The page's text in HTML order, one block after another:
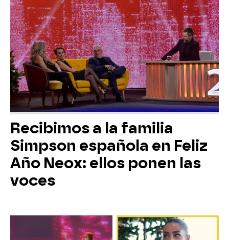
Recibimos a la familia
Simpson española en Feliz
Año Neox: ellos ponen las
voces